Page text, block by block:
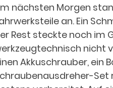
nächsten Morgen
an. Ein
Rest steckte noch im
nicht
Akkuschrauber, ein
Set